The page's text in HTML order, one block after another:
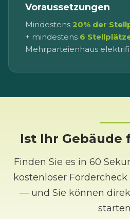
Voraussetzungen
Mindestens 20% der
+ mindestens 6
Mehrparteienhaus
Ist Ihr Gebäude
Finden Sie es in 60
kostenloser
— und Sie können